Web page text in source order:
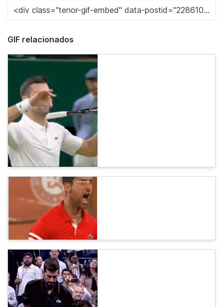
GIF relacionados